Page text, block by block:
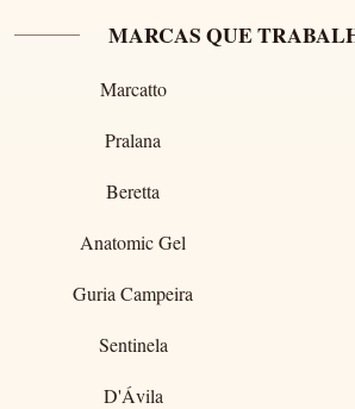
MARCAS QUE
Marcatto
Pralana
Beretta
Anatomic Gel
Guria Campeira
Sentinela
D'Ávila